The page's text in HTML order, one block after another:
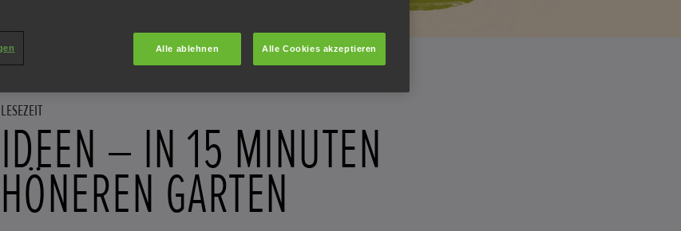
– IN 15 MINUTEN
GARTEN
Alle ablehnen Alle Cookies akzeptieren